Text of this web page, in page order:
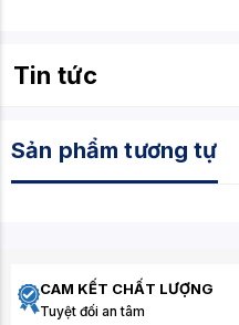
Tin tức
Sản phẩm tương tự
CAM KẾT CHẤT LƯỢNG
Tuyệt đối an tâm